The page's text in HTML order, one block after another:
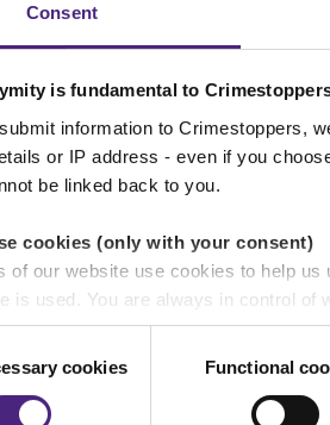
Consent
is fundamental to
information to Crimestoppers,
or IP address - even if you
be linked back to you.
cookies (only with your consent)
of our website use cookies to help
is used. You are always in control of
marketing partners and are used for
information you pass on about
cookies Functional
Trais ac ymosodiadau difrifol
Camfanteisio ar bobl agored i